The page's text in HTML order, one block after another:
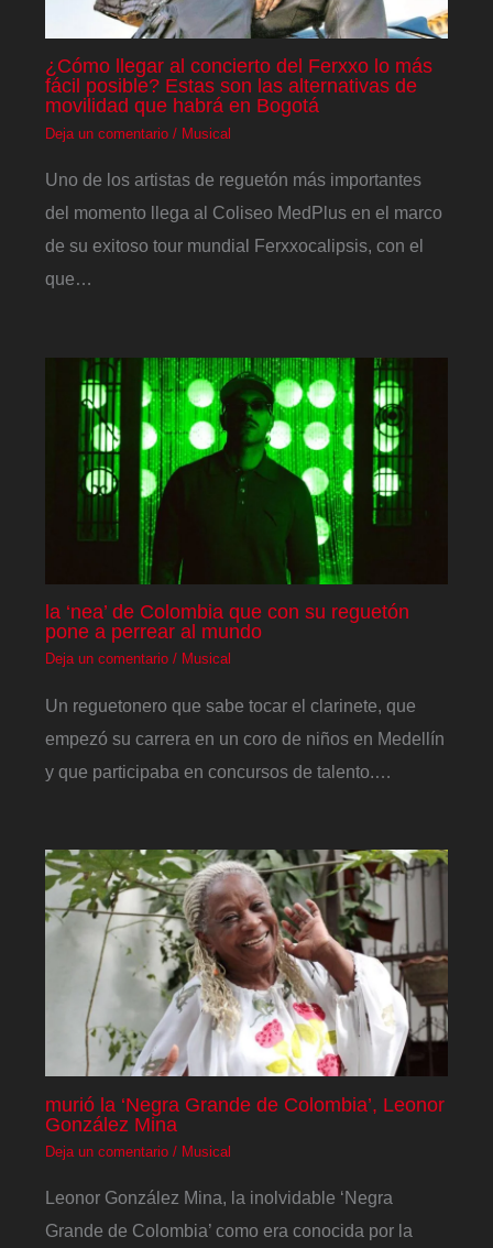
¿Cómo llegar al concierto del Ferxxo lo más
fácil posible? Estas son las alternativas de
movilidad que habrá en Bogotá
Deja un comentario / Musical
Uno de los artistas de reguetón más importantes
del momento llega al Coliseo MedPlus en el marco
de su exitoso tour mundial Ferxxocalipsis, con el
que…
la ‘nea’ de Colombia que con su reguetón
pone a perrear al mundo
Deja un comentario / Musical
Un reguetonero que sabe tocar el clarinete, que
empezó su carrera en un coro de niños en Medellín
y que participaba en concursos de talento.…
murió la ‘Negra Grande de Colombia’, Leonor
González Mina
Deja un comentario / Musical
Leonor González Mina, la inolvidable ‘Negra
Grande de Colombia’ como era conocida por la